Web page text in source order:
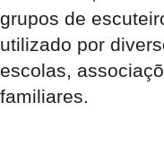
grupos de
utilizado por
escolas,
familiares.